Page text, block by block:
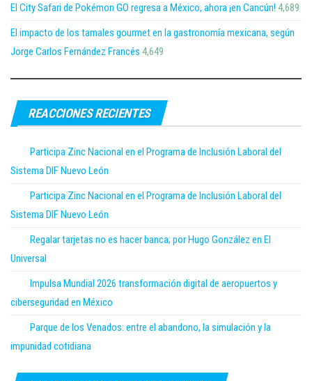
El City Safari de Pokémon GO regresa a México, ahora ¡en Cancún! 4,689
El impacto de los tamales gourmet en la gastronomía mexicana, según
Jorge Carlos Fernández Francés 4,649
REACCIONES RECIENTES
Participa Zinc Nacional en el Programa de Inclusión Laboral del
Sistema DIF Nuevo León
Participa Zinc Nacional en el Programa de Inclusión Laboral del
Sistema DIF Nuevo León
Regalar tarjetas no es hacer banca; por Hugo González en El
Universal
Impulsa Mundial 2026 transformación digital de aeropuertos y
ciberseguridad en México
Parque de los Venados: entre el abandono, la simulación y la
impunidad cotidiana